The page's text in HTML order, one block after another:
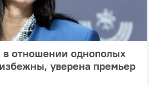
отношении однополых
уверена премьер